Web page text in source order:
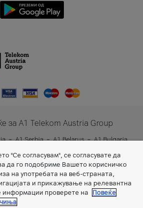
за A1 Telekom Austria Group
A1 Serbia A1 Belarus
A1 Bulgaria
A1 Slovenia
A1 Digital
"Се согласувам", се согласувате да
да го подобриме Вашето корисничко
на употребата на веб-страната,
и прикажување на релевантна
проверете на
Повеќе